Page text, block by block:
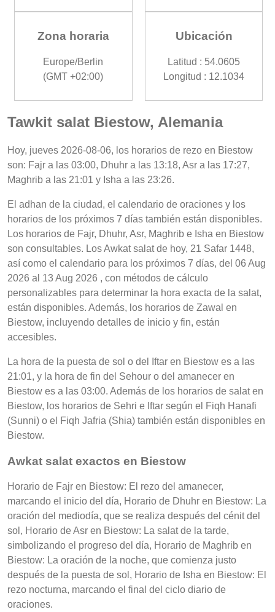
Zona horaria
Europe/Berlin
(GMT +02:00)
Ubicación
Latitud : 54.0605
Longitud : 12.1034
Tawkit salat Biestow, Alemania
Hoy, jueves 2026-08-06, los horarios de rezo en Biestow
son: Fajr a las 03:00, Dhuhr a las 13:18, Asr a las 17:27,
Maghrib a las 21:01 y Isha a las 23:26.
El adhan de la ciudad, el calendario de oraciones y los
horarios de los próximos 7 días también están disponibles.
Los horarios de Fajr, Dhuhr, Asr, Maghrib e Isha en Biestow
son consultables. Los Awkat salat de hoy, 21 Safar 1448,
así como el calendario para los próximos 7 días, del 06 Aug
2026 al 13 Aug 2026 , con métodos de cálculo
personalizables para determinar la hora exacta de la salat,
están disponibles. Además, los horarios de Zawal en
Biestow, incluyendo detalles de inicio y fin, están
accesibles.
La hora de la puesta de sol o del Iftar en Biestow es a las
21:01, y la hora de fin del Sehour o del amanecer en
Biestow es a las 03:00. Además de los horarios de salat en
Biestow, los horarios de Sehri e Iftar según el Fiqh Hanafi
(Sunni) o el Fiqh Jafria (Shia) también están disponibles en
Biestow.
Awkat salat exactos en Biestow
Horario de Fajr en Biestow: El rezo del amanecer,
marcando el inicio del día, Horario de Dhuhr en Biestow: La
oración del mediodía, que se realiza después del cénit del
sol, Horario de Asr en Biestow: La salat de la tarde,
simbolizando el progreso del día, Horario de Maghrib en
Biestow: La oración de la noche, que comienza justo
después de la puesta de sol, Horario de Isha en Biestow: El
rezo nocturna, marcando el final del ciclo diario de
oraciones.